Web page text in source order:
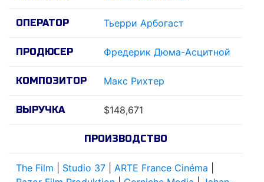
ОПЕРАТОР Тьерри Арбогаст
ПРОДЮСЕР Фредерик Дюма-Асцитной
КОМПОЗИТОР Макс Рихтер
ВЫРУЧКА $148,671
ПРОИЗВОДСТВО
The Film Studio 37 ARTE France Cinéma